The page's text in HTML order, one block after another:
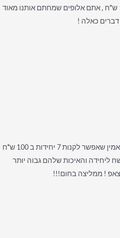
בצלופן במבצע של 7 יחידות ב 100 ש"ח , אתם אלופים שמחתם אותנו מאוד
דברים כאלה !
אני רוצה להגיד פשוט ואוו!! לא להאמין שאפשר לקנות 7 יחידות ב 100 ש"ח
בקניון את אותו מוצר ב 65 שח ליחידה והאיכות שלהם גבוה יותר
! ממליצה בחום!!!